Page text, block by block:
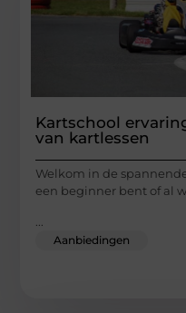
Kartschool
van kartlessen
Welkom in de
een beginner bent of al
Aanbiedingen